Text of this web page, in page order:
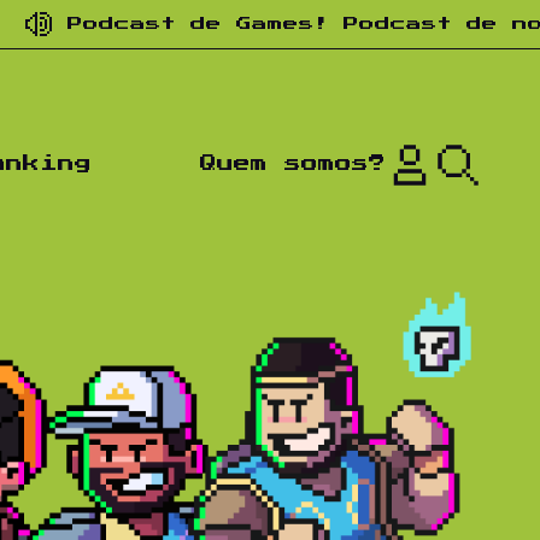
de Games! Podcast de
Quem somos?